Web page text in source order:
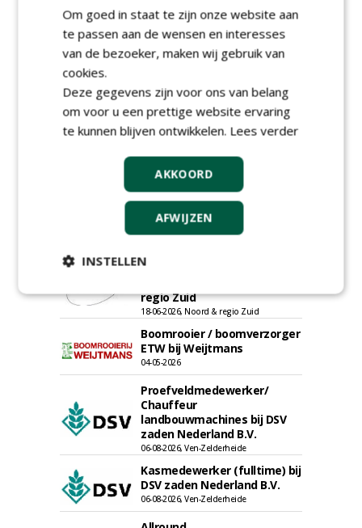
Groeiplaats specialist bij
Boomtotaalzorg32-40 uur
30-07-2026, Schalkwijk
Boominspecteur bij
Boomtotaalzorg24-40 uur
Projectleider (HBO - 40 uur)
bij Weijtmans
Rayon- account manager
regio Zuid
18-06-2026, Noord & regio Zuid
Boomrooier / boomverzorger
ETW bij Weijtmans
04-05-2026
Proefveldmedewerker/
Chauffeur
landbouwmachines bij DSV
zaden Nederland B.V.
06-08-2026, Ven-Zelderheide
Kasmedewerker (fulltime) bij
DSV zaden Nederland B.V.
06-08-2026, Ven-Zelderheide
Om goed in staat te zijn onze website aan
te passen aan de wensen en interesses
van de bezoeker, maken wij gebruik van
cookies.
Deze gegevens zijn voor ons van belang
om voor u een prettige website ervaring
te kunnen blijven ontwikkelen. Lees verder
AKKOORD
AFWIJZEN
INSTELLEN